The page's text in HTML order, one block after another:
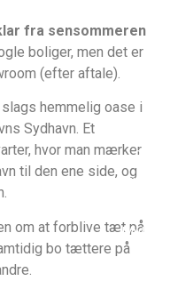
fra sensommeren
boliger, men det er
(efter aftale).
hemmelig oase i
Sydhavn. Et
hvor man mærker
til den ene side, og
om at forblive tæt på
bo tættere på
Ja
2026